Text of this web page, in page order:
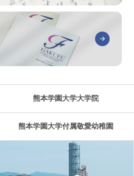
熊本学園大学大学院
熊本学園大学付属敬愛幼稚園